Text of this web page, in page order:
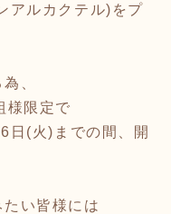
アルカクテル)をプ
、
様限定で
日(火)までの間、開
い皆様には